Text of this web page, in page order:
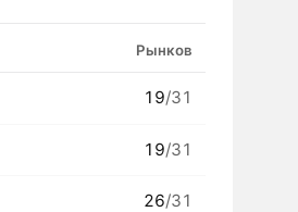
Рынков
19/31
19/31
26/31